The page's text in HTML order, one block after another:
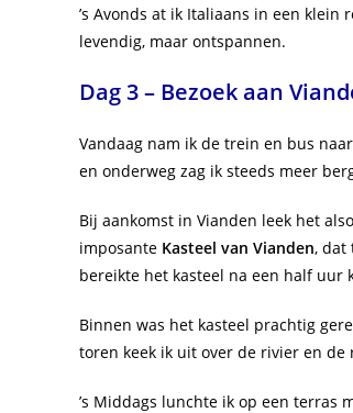
’s Avonds at ik Italiaans in een klein
levendig, maar ontspannen.
Dag 3 – Bezoek aan
Vandaag nam ik de trein en bus naar
en onderweg zag ik steeds meer
Bij aankomst in Vianden leek het
imposante Kasteel van Vianden, dat
bereikte het kasteel na een half uur
Binnen was het kasteel prachtig
toren keek ik uit over de rivier en
’s Middags lunchte ik op een terras